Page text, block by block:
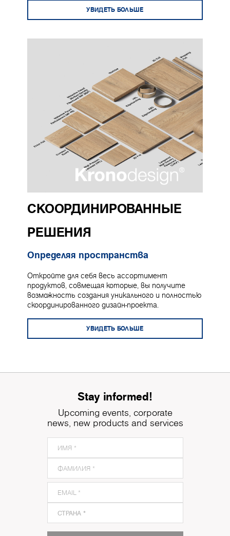
УВИДЕТЬ БОЛЬШЕ
СКООРДИНИРОВАННЫЕ
РЕШЕНИЯ
Определяя пространства
Откройте для себя весь ассортимент
продуктов, совмещая которые, вы получите
возможность создания уникального и полностью
скоординированного дизайн-проекта.
УВИДЕТЬ БОЛЬШЕ
Stay informed!
Upcoming events, corporate
news, new products and services